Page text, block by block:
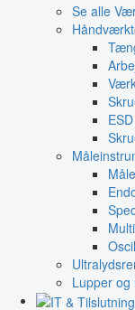
Se alle
Lupper og